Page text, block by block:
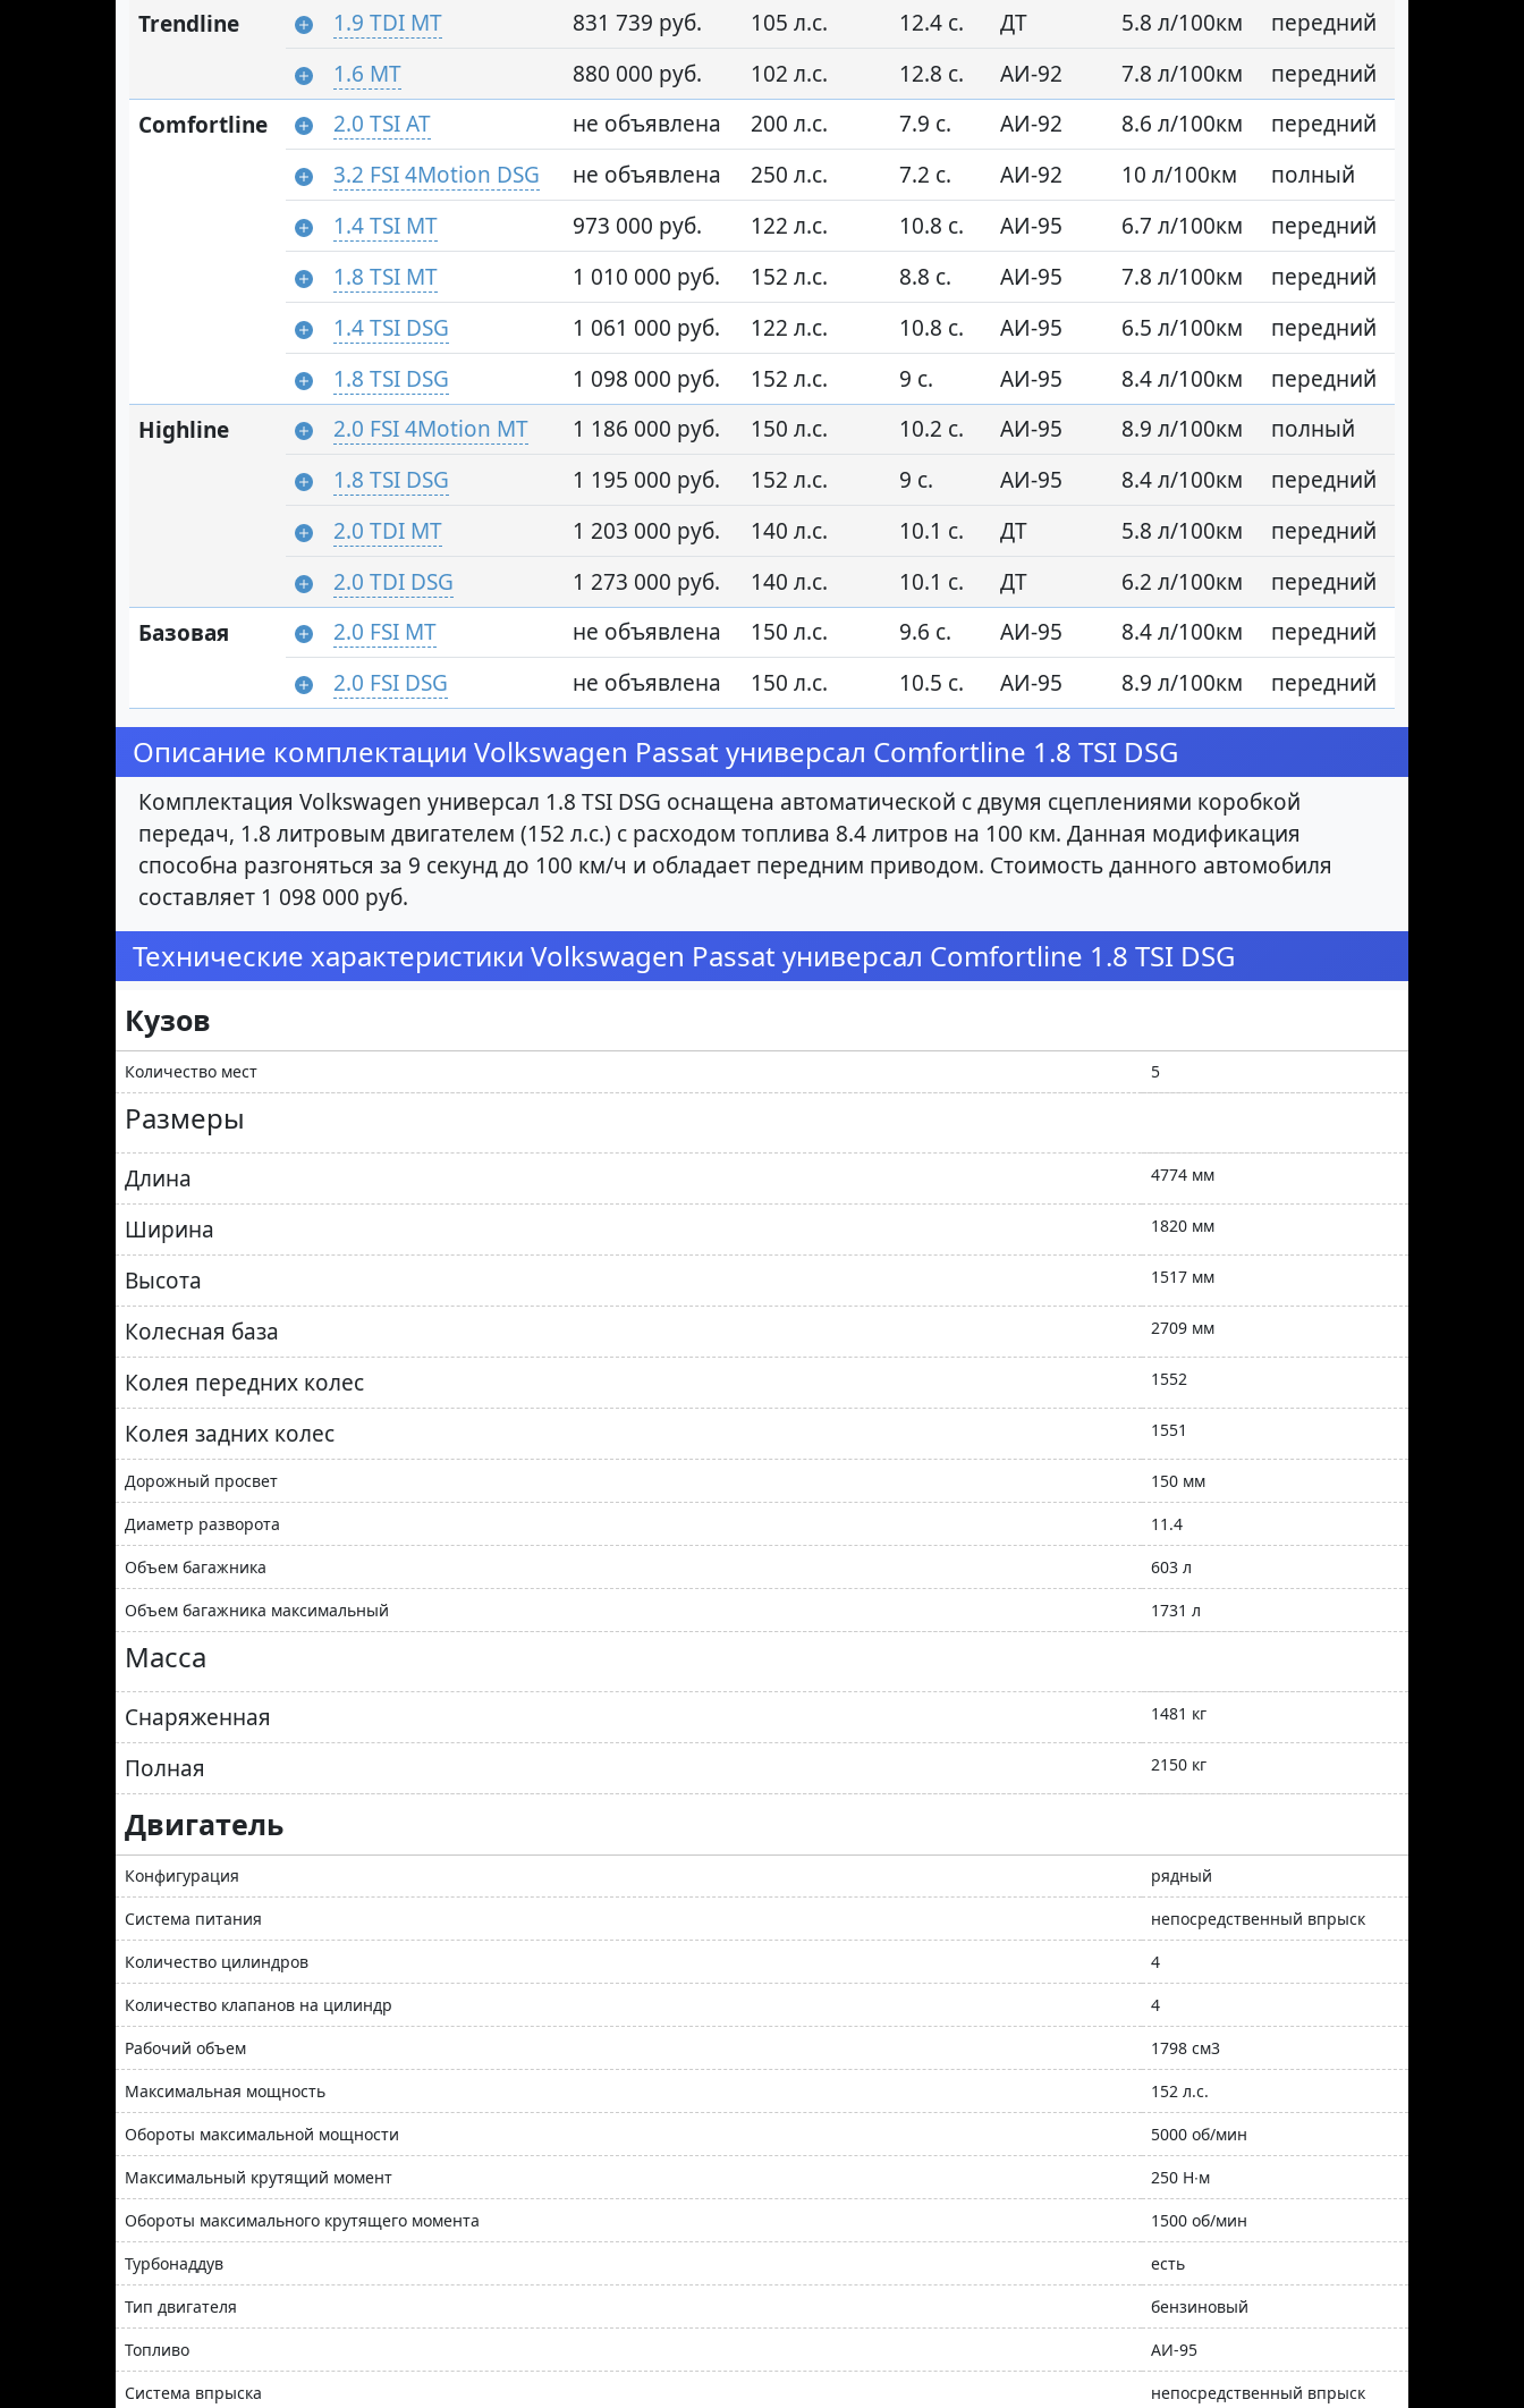
Trendline
1.9 TDI MT 831 739 руб. 105 л.с. 12.4 с. ДТ 5.8 л/100км
передний
1.6 MT
880 000 руб. 102 л.с. 12.8 с. АИ-92 7.8 л/100км
передний
Comfortline
2.0 TSI AT не объявлена 200 л.с. 7.9 с. АИ-92 8.6 л/100км
передний
3.2 FSI 4Motion DSG
не объявлена 250 л.с. 7.2 с. АИ-92 10 л/100км
полный
1.4 TSI MT
973 000 руб. 122 л.с. 10.8 с. АИ-95 6.7 л/100км
передний
1.8 TSI MT
1 010 000 руб. 152 л.с. 8.8 с. АИ-95 7.8 л/100км
передний
1.4 TSI DSG
1 061 000 руб. 122 л.с. 10.8 с. АИ-95 6.5 л/100км
передний
1.8 TSI DSG
1 098 000 руб. 152 л.с. 9 с. АИ-95 8.4 л/100км
передний
Highline
2.0 FSI 4Motion MT 1 186 000 руб. 150 л.с. 10.2 с. АИ-95 8.9 л/100км
полный
1.8 TSI DSG
1 195 000 руб. 152 л.с. 9 с. АИ-95 8.4 л/100км
передний
2.0 TDI MT
1 203 000 руб. 140 л.с. 10.1 с. ДТ 5.8 л/100км
передний
2.0 TDI DSG
1 273 000 руб. 140 л.с. 10.1 с. ДТ 6.2 л/100км
передний
Базовая
2.0 FSI MT не объявлена 150 л.с. 9.6 с. АИ-95 8.4 л/100км
передний
2.0 FSI DSG
не объявлена 150 л.с. 10.5 с. АИ-95 8.9 л/100км передний
Описание комплектации Volkswagen Passat универсал Comfortline 1.8 TSI DSG
Комплектация Volkswagen универсал 1.8 TSI DSG оснащена автоматической с двумя сцеплениями коробкой
передач, 1.8 литровым двигателем (152 л.с.) с расходом топлива 8.4 литров на 100 км. Данная модификация
способна разгоняться за 9 секунд до 100 км/ч и обладает передним приводом. Стоимость данного автомобиля
составляет 1 098 000 руб.
Технические характеристики Volkswagen Passat универсал Comfortline 1.8 TSI DSG
Кузов
Количество мест 5
Размеры
Длина 4774 мм
Ширина 1820 мм
Высота 1517 мм
Колесная база 2709 мм
Колея передних колес 1552
Колея задних колес 1551
Дорожный просвет
150 мм
Диаметр разворота
11.4
Объем багажника
603 л
Объем багажника максимальный
1731 л
Масса
Снаряженная 1481 кг
Полная 2150 кг
Двигатель
Конфигурация
рядный
Система питания
непосредственный впрыск
Количество цилиндров
4
Количество клапанов на цилиндр
4
Рабочий объем
1798 см3
Максимальная мощность
152 л.с.
Обороты максимальной мощности
5000 об/мин
Максимальный крутящий момент
250 Н∙м
Обороты максимального крутящего момента
1500 об/мин
Турбонаддув
есть
Тип двигателя
бензиновый
Топливо
АИ-95
Система впрыска
непосредственный впрыск